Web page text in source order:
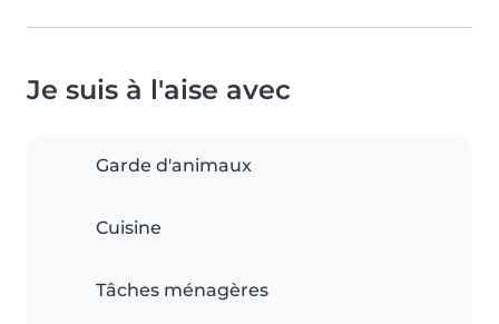
Je suis à l'aise avec
Garde d'animaux
Cuisine
Tâches ménagères